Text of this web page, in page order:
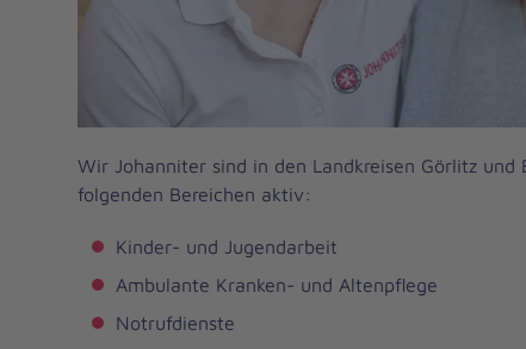
Wir Johanniter sind in den Landkreisen Görlitz
folgenden Bereichen aktiv:
Kinder- und Jugendarbeit
Ambulante Kranken- und Altenpflege
Notrufdienste